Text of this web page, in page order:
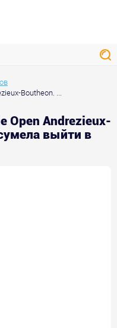
Boutheon. ...
Open Andrezieux-
выйти в